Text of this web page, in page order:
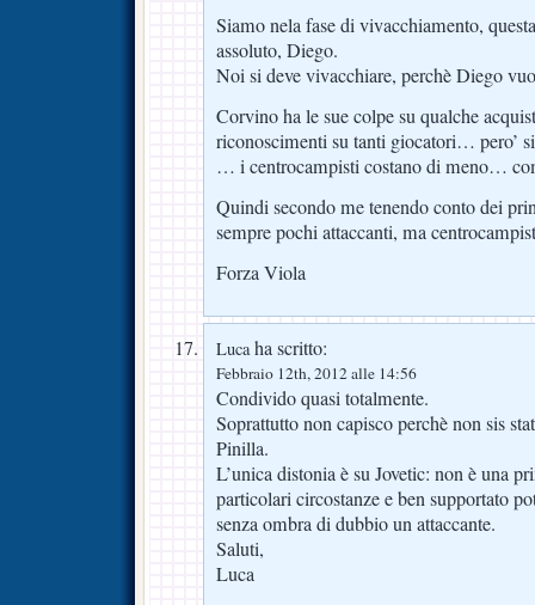
Siamo nela fase di vivacchiamento,
assoluto, Diego.
Noi si deve vivacchiare, perchè Diego
Corvino ha le sue colpe su qualche
riconoscimenti su tanti giocatori… pero’
… i centrocampisti costano di meno…
Quindi secondo me tenendo conto dei
sempre pochi attaccanti, ma
Forza Viola
Lucaha scritto:
Febbraio 12th, 2012 alle 14:56
Condivido quasi totalmente.
Soprattutto non capisco perchè non sis
Pinilla.
L’unica distonia è su Jovetic: non è una
particolari circostanze e ben supportato
senza ombra di dubbio un attaccante.
Saluti,
Luca